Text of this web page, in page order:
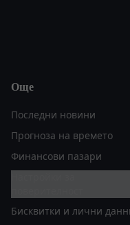
Още
Последни новини
Прогноза на времето
Финансови пазари
Бисквитки и лични